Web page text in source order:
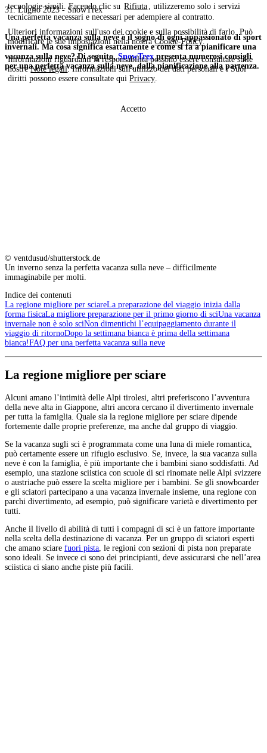
tecnologie simili. Facendo clic su Rifiuta , utilizzeremo solo i servizi
tecnicamente necessari e necessari per adempiere al contratto.
Ulteriori informazioni sull'uso dei cookie e sulla possibilità di farlo. Può
modificare le sue impostazioni nella nostraCookie-Policy.
Informazioni riguardanti la responsabilità possono essere consultate sulle
nostreNote legali. Informazioni sull'utilizzo dei dati personali e i Suoi
diritti possono essere consultate quiPrivacy
Accetto
31. Luglio 2023 - SnowTrex
Una perfetta vacanza sulla neve è il sogno di ogni appassionato di sport
invernali. Ma cosa significa esattamente e come si fa a pianificare una
vacanza sulla neve? Di seguito,SnowTrexpresenta numerosi consigli
per una perfetta vacanza sulla neve, dalla pianificazione alla partenza.
© ventdusud/shutterstock.de
Un inverno senza la perfetta vacanza sulla neve – difficilmente
immaginabile per molti.
Indice dei contenuti
La regione migliore per sciareLa preparazione del viaggio inizia dalla
forma fisicaLa migliore preparazione per il primo giorno di sciUna vacanza
invernale non è solo sciNon dimentichi l’equipaggiamento durante il
viaggio di ritornoDopo la settimana bianca è prima della settimana
bianca!FAQ per una perfetta vacanza sulla neve
La regione migliore per sciare
Alcuni amano l’intimità delle Alpi tirolesi, altri preferiscono l’avventura
della neve alta in Giappone, altri ancora cercano il divertimento invernale
per tutta la famiglia. Quale sia la regione migliore per sciare dipende
fortemente dalle proprie preferenze, ma anche dal gruppo di viaggio.
Se la vacanza sugli sci è programmata come una luna di miele romantica,
può certamente essere un rifugio esclusivo. Se, invece, la sua vacanza sulla
neve è con la famiglia, è più importante che i bambini siano soddisfatti. Ad
esempio, una stazione sciistica con scuole di sci rinomate nelle Alpi svizzere
o austriache può essere la scelta migliore per i bambini. Se gli snowboarder
e gli sciatori partecipano a una vacanza invernale insieme, una regione con
parchi divertimento, ad esempio, può significare varietà e divertimento per
tutti.
Anche il livello di abilità di tutti i compagni di sci è un fattore importante
nella scelta della destinazione di vacanza. Per un gruppo di sciatori esperti
che amano sciare fuori pista , le regioni con sezioni di pista non preparate
sono ideali. Se invece ci sono dei principianti, deve assicurarsi che nell’area
sciistica ci siano anche piste più facili.